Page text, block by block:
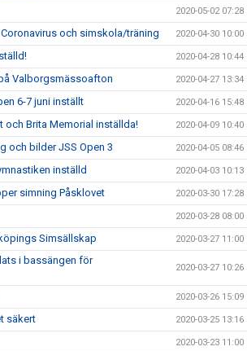
2020-05-02 07:28
och simskola/träning 2020-04-30 10:00
2020-04-28 10:44
Valborgsmässoafton 2020-04-27 13:34
6-7 juni inställt 2020-04-16 15:48
och Brita Memorial inställda! 2020-04-09 10:40
och bilder JSS Open 3 2020-04-05 08:46
inställd 2020-04-03 10:13
simning Påsklovet 2020-03-30 17:28
2020-03-28 08:00
Simsällskap 2020-03-27 11:00
i bassängen för
2020-03-27 10:26
2020-03-26 15:09
säkert 2020-03-25 13:16
2020-03-23 11:00